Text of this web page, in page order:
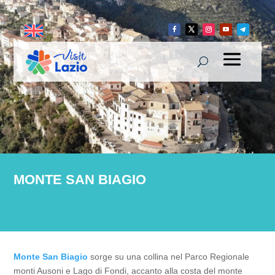
MONTE SAN BIAGIO
Monte San Biagio sorge su una collina nel Parco Regionale
monti Ausoni e Lago di Fondi, accanto alla costa del monte